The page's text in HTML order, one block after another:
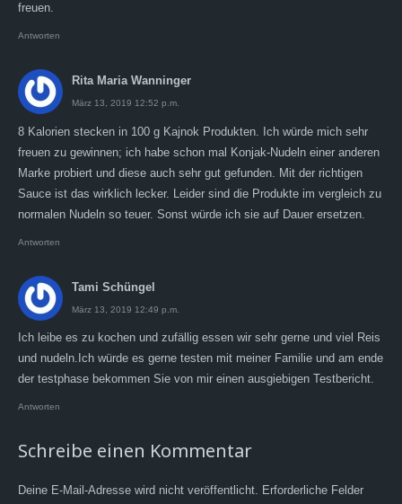
freuen.
Antworten
Rita Maria Wanninger
März 13, 2019 12:52 p.m.
8 Kalorien stecken in 100 g Kajnok Produkten. Ich würde mich sehr
freuen zu gewinnen; ich habe schon mal Konjak-Nudeln einer anderen
Marke probiert und diese auch sehr gut gefunden. Mit der richtigen
Sauce ist das wirklich lecker. Leider sind die Produkte im vergleich zu
normalen Nudeln so teuer. Sonst würde ich sie auf Dauer ersetzen.
Antworten
Tami Schüngel
März 13, 2019 12:49 p.m.
Ich leibe es zu kochen und zufällig essen wir sehr gerne und viel Reis
und nudeln.Ich würde es gerne testen mit meiner Familie und am ende
der testphase bekommen Sie von mir einen ausgiebigen Testbericht.
Antworten
Schreibe einen Kommentar
Deine E-Mail-Adresse wird nicht veröffentlicht. Erforderliche Felder